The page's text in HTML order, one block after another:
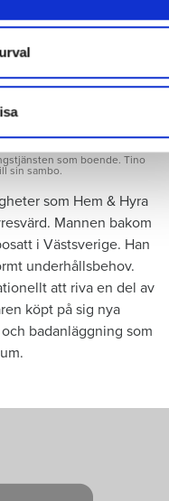
näst närmast kameran
som boende. Tino
sin sambo.
som Hem & Hyra
Mannen bakom
i Västsverige. Han
underhållsbehov.
att riva en del av
köpt på sig nya
badanläggning som